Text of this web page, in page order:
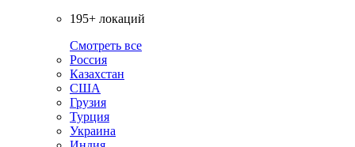
195+ локаций
Смотреть все
Россия
Казахстан
США
Грузия
Турция
Украина